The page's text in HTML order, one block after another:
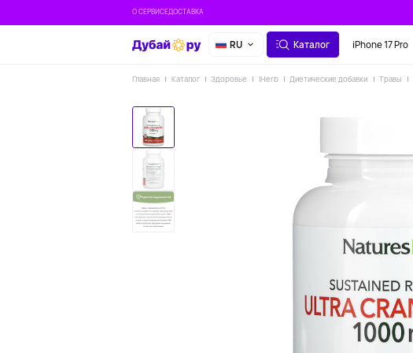
О СЕРВИСЕДОСТАВКА
RU Каталог iPhone 17 Pro
Главная Каталог Здоровье IHerb Диетические добавки Травы